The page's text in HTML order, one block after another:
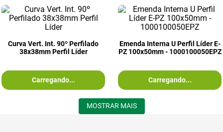
Curva Vert. Int. 90º Perfilado
38x38mm Perfil Líder
Carregando...
Emenda Interna U Perfil Líder E-
PZ 100x50mm - 1000100050EPZ
Carregando...
MOSTRAR MAIS